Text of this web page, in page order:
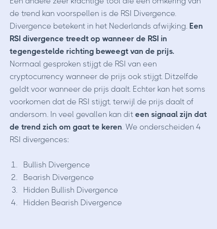
de trend kan voorspellen is de RSI Divergence.
Divergence betekent in het Nederlands afwijking. Een
RSI divergence treedt op wanneer de RSI in
tegengestelde richting beweegt van de prijs.
Normaal gesproken stijgt de RSI van een
cryptocurrency wanneer de prijs ook stijgt. Ditzelfde
geldt voor wanneer de prijs daalt. Echter kan het soms
voorkomen dat de RSI stijgt, terwijl de prijs daalt of
andersom. In veel gevallen kan dit een signaal zijn dat
de trend zich om gaat te keren. We onderscheiden 4
RSI divergences:
Bullish Divergence
Bearish Divergence
Hidden Bullish Divergence
Hidden Bearish Divergence